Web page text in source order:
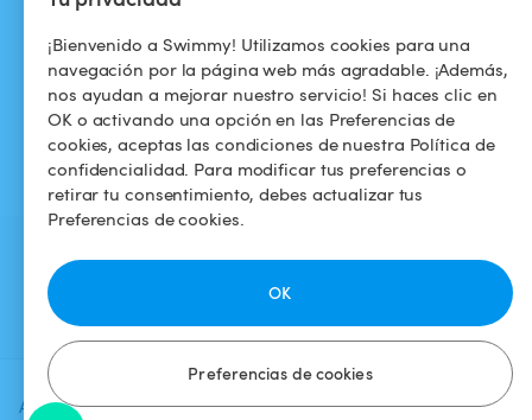
¡Bienvenido a Swimmy! Utilizamos cookies para una
navegación por la página web más agradable. ¡Además,
nos ayudan a mejorar nuestro servicio! Si haces clic en
OK o activando una opción en las Preferencias de
cookies, aceptas las condiciones de nuestra Política de
confidencialidad. Para modificar tus preferencias o
retirar tu consentimiento, debes actualizar tus
Preferencias de cookies.
Preferencias de cookies
OK
Agrega una fecha y un horario para
Verificar